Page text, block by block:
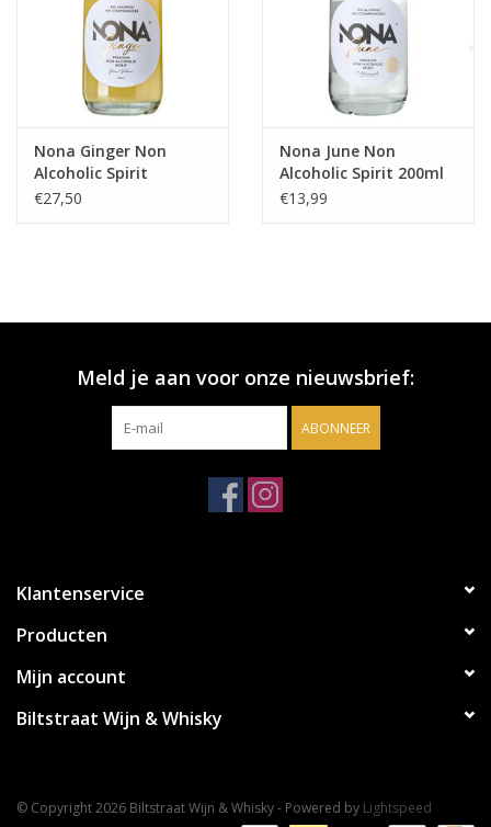
Over ons
Nona Ginger Non
Alcoholic Spirit
€27,50
Nona June Non
Alcoholic Spirit 200ml
€13,99
Meld je aan voor onze nieuwsbrief:
ABONNEER
Klantenservice
Producten
Mijn account
Biltstraat Wijn & Whisky
© Copyright 2026 Biltstraat Wijn & Whisky - Powered by Lightspeed